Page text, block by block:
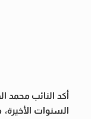
أكد النائب محمد
السنوات